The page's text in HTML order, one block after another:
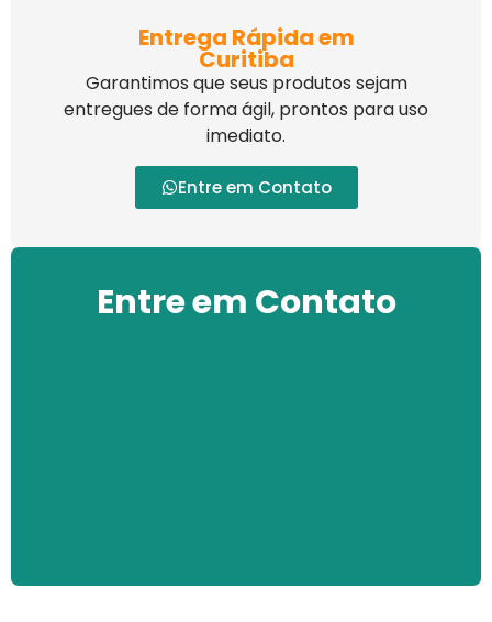
Entrega Rápida em
Curitiba
Garantimos que seus produtos sejam
entregues de forma ágil, prontos para uso
imediato.
Entre em Contato
Entre em Contato